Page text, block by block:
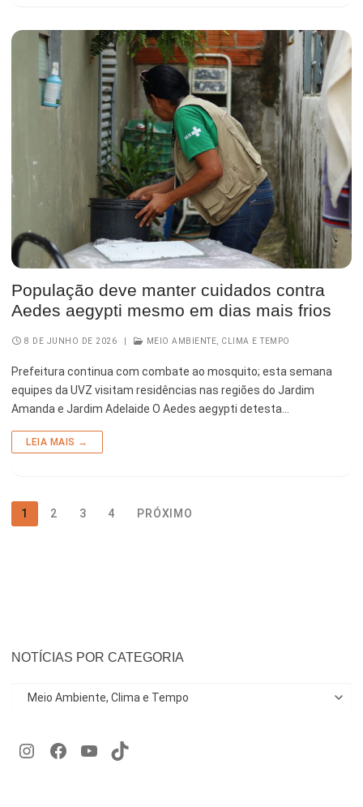
População deve manter cuidados contra
Aedes aegypti mesmo em dias mais frios
8 DE JUNHO DE 2026 MEIO AMBIENTE, CLIMA E TEMPO
Prefeitura continua com combate ao mosquito; esta semana
equipes da UVZ visitam residências nas regiões do Jardim
Amanda e Jardim Adelaide O Aedes aegypti detesta…
LEIA MAIS →
1 2 3 4 PRÓXIMO
NOTÍCIAS POR CATEGORIA